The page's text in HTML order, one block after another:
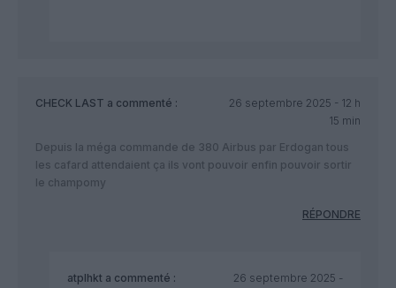
CHECK LAST a commenté :
26 septembre 2025 - 12 h
15 min
Depuis la méga commande de 380 Airbus par Erdogan tous
les cafard attendaient ça ils vont pouvoir enfin pouvoir sortir
le champomy
RÉPONDRE
atplhkt a commenté :
26 septembre 2025 -